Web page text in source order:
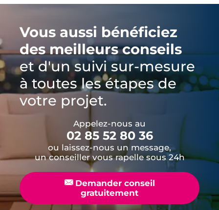
Vous aussi bénéficiez
des meilleurs conseils
et d'un suivi sur-mesure
à toutes les étapes de
votre projet.
Appelez-nous au
02 85 52 80 36
ou laissez-nous un message,
un conseiller vous rapelle sous 24h
📧Demander conseil
gratuitement